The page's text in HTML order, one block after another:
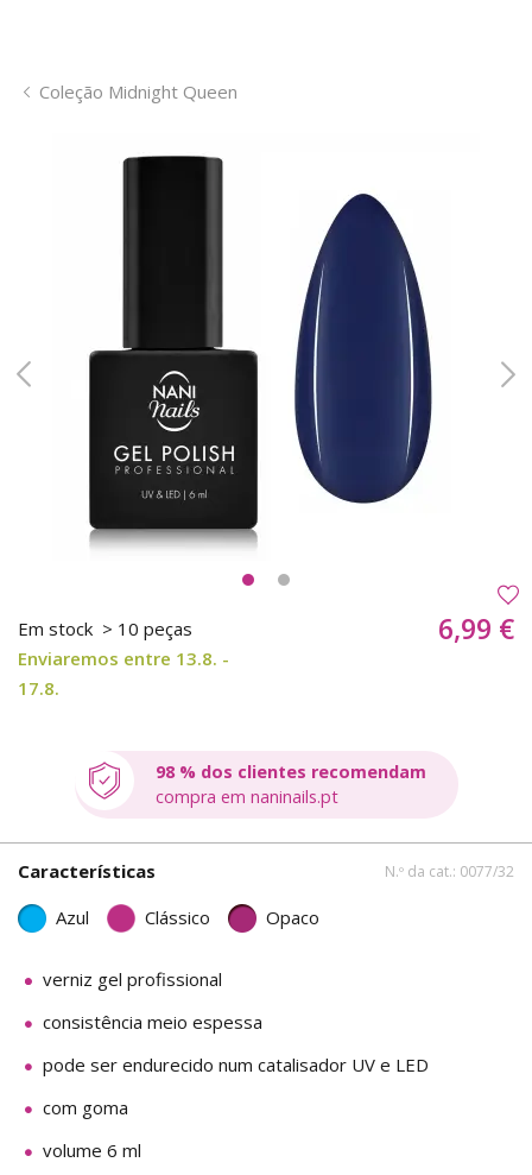
Coleção Midnight Queen
Em stock > 10 peças
Enviaremos entre 13.8. -
17.8.
6,99 €
98 % dos clientes recomendam
compra em naninails.pt
Características N.º da cat.: 0077/32
Azul Clássico Opaco
verniz gel profissional
consistência meio espessa
pode ser endurecido num catalisador UV e LED
com goma
volume 6 ml